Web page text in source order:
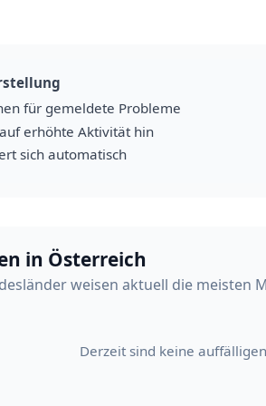
für gemeldete Probleme
erhöhte Aktivität hin
sich automatisch
in Österreich
weisen aktuell die meisten
Derzeit sind keine